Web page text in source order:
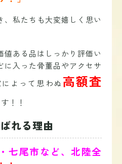
、私たちも大変嬉しく思い
値ある品はしっかり評価い
に入った骨董品やアクセサ
よって思わぬ 高額査
！！
れる理由
七尾市など、北陸全